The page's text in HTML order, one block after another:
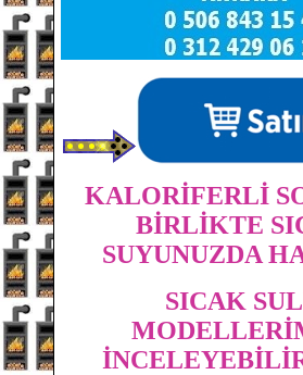
KALORİFERLİ
BİRLİKTE
SUYUNUZDA
SICAK